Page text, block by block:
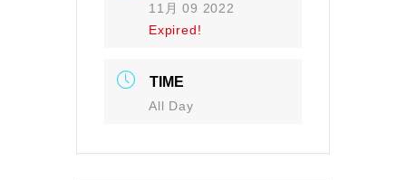
11月 09 2022
Expired!
TIME
All Day